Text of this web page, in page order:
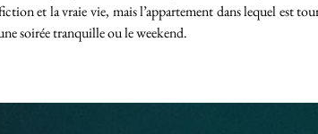
et la vraie vie, mais l’appartement dans lequel est
soirée tranquille ou le weekend.